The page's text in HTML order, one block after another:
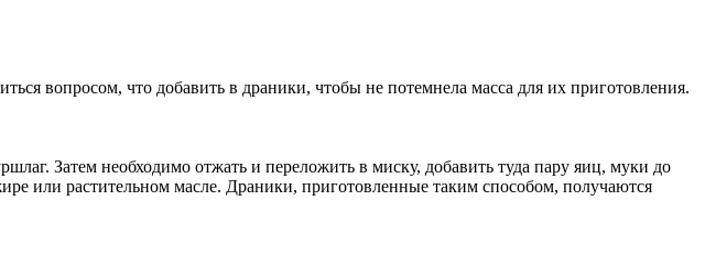
вопросом, что добавить в драники, чтобы не потемнела масса для их приготовления.
Затем необходимо отжать и переложить в миску, добавить туда пару яиц, муки до
или растительном масле. Драники, приготовленные таким способом, получаются